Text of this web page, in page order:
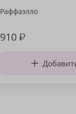
Раффаэлло
910₽